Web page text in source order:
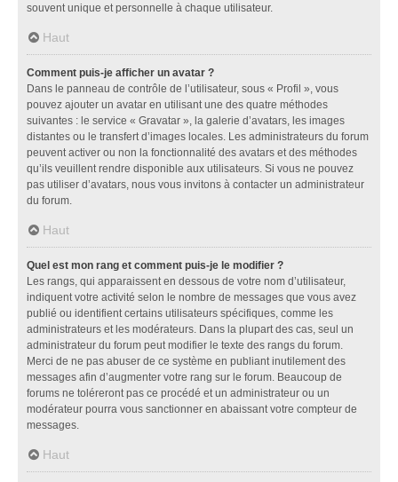
souvent unique et personnelle à chaque utilisateur.
Haut
Comment puis-je afficher un avatar ?
Dans le panneau de contrôle de l’utilisateur, sous « Profil », vous
pouvez ajouter un avatar en utilisant une des quatre méthodes
suivantes : le service « Gravatar », la galerie d’avatars, les images
distantes ou le transfert d’images locales. Les administrateurs du forum
peuvent activer ou non la fonctionnalité des avatars et des méthodes
qu’ils veuillent rendre disponible aux utilisateurs. Si vous ne pouvez
pas utiliser d’avatars, nous vous invitons à contacter un administrateur
du forum.
Haut
Quel est mon rang et comment puis-je le modifier ?
Les rangs, qui apparaissent en dessous de votre nom d’utilisateur,
indiquent votre activité selon le nombre de messages que vous avez
publié ou identifient certains utilisateurs spécifiques, comme les
administrateurs et les modérateurs. Dans la plupart des cas, seul un
administrateur du forum peut modifier le texte des rangs du forum.
Merci de ne pas abuser de ce système en publiant inutilement des
messages afin d’augmenter votre rang sur le forum. Beaucoup de
forums ne toléreront pas ce procédé et un administrateur ou un
modérateur pourra vous sanctionner en abaissant votre compteur de
messages.
Haut